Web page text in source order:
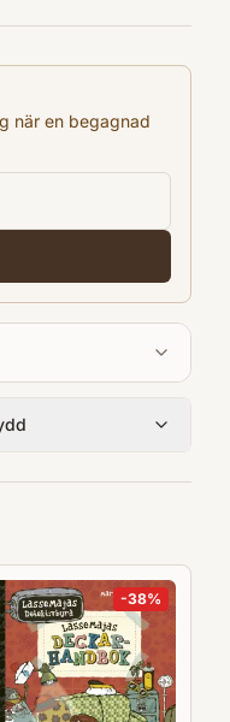
när en begagnad
-38%